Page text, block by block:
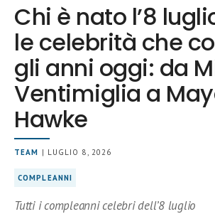
Chi è nato l’8
le celebrità che
gli anni oggi: da
Ventimiglia a
Hawke
TEAM | LUGLIO 8, 2026
COMPLEANNI
Tutti i compleanni celebri dell’8 luglio